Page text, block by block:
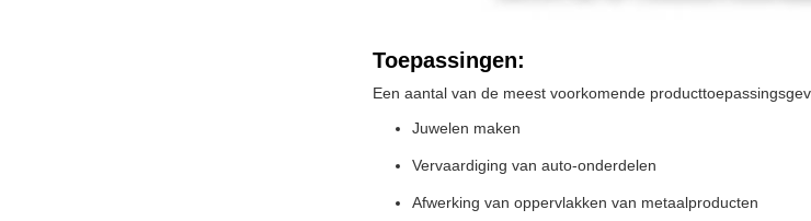
Toepassingen:
Een aantal van de meest voorkomende
Juwelen maken
Vervaardiging van auto-onderdelen
Afwerking van oppervlakken van metaalproducten